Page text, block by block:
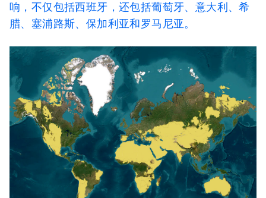
响，不仅包括西班牙，还包括葡萄牙、意大利、希
腊、塞浦路斯、保加利亚和罗马尼亚。